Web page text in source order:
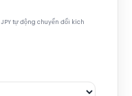
tự động chuyển đổi kích